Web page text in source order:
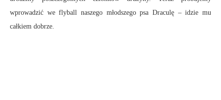
wprowadzić we flyball naszego młodszego psa Draculę – idzie mu
całkiem dobrze.